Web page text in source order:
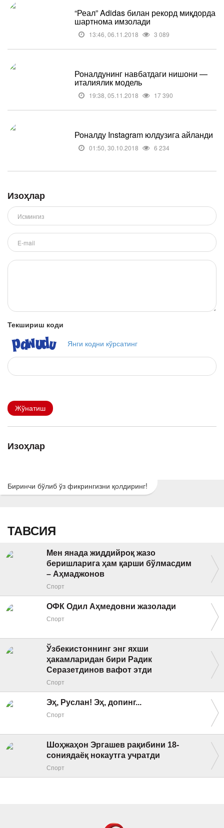
“Реал” Adidas билан рекорд миқдорда
шартнома имзолади
13:46, 06.11.2018 3 089
Роналдунинг навбатдаги нишони —
италиялик модель
19:38, 05.11.2018 17 390
Роналду Instagram юлдузига айланди
01:50, 30.10.2018 6 234
Изоҳлар
Текшириш коди
Янги кодни кўрсатинг
Жўнатиш
Изоҳлар
Биринчи бўлиб ўз фикрингизни қолдиринг!
ТАВСИЯ
Мен янада жиддийроқ жазо
беришларига ҳам қарши бўлмасдим
– Аҳмаджонов
Спорт
ОФК Одил Аҳмедовни жазолади
Спорт
Ўзбекистоннинг энг яхши
ҳакамларидан бири Радик
Серазетдинов вафот этди
Спорт
Эҳ, Руслан! Эҳ, допинг...
Спорт
Шоҳжаҳон Эргашев рақибини 18-
сониядаёқ нокаутга учратди
Спорт